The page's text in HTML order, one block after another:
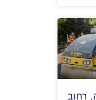
רחוב